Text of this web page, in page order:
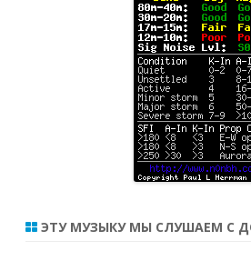
ЭТУ МУЗЫКУ МЫ СЛУШАЕМ С